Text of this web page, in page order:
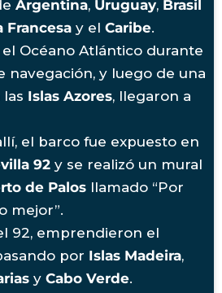
Argentina, Uruguay, Brasil
Francesa y el Caribe.
Océano Atlántico durante
navegación, y luego de una
las Islas Azores, llegaron a
el barco fue expuesto en
92 y se realizó un mural
de Palos llamado “Por
mejor”.
92, emprendieron el
por Islas Madeira,
y Cabo Verde.